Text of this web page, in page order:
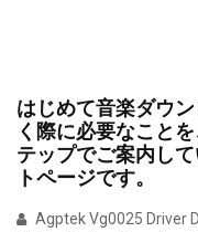
はじめて音楽ダウ
く際に必要なこと
テップでご案内し
トページです。
Agptek Vg0025 Driver